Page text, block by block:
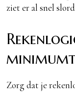
ziet er al snel
Zorg dat je